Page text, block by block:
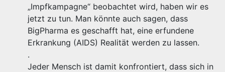
„Impfkampagne“ beobachtet wird, haben wir es
jetzt zu tun. Man könnte auch sagen, dass
BigPharma es geschafft hat, eine erfundene
Erkrankung (AIDS) Realität werden zu lassen.
.
Jeder Mensch ist damit konfrontiert, dass sich in